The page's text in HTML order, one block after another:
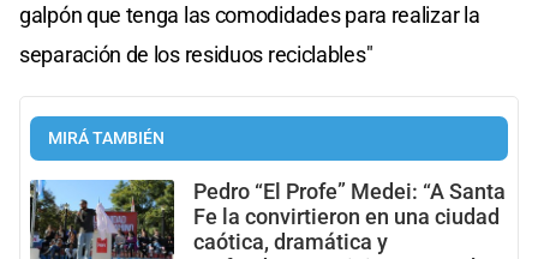
galpón que tenga las comodidades para realizar la
separación de los residuos reciclables"
MIRÁ TAMBIÉN
Pedro “El Profe” Medei: “A Santa
Fe la convirtieron en una ciudad
caótica, dramática y